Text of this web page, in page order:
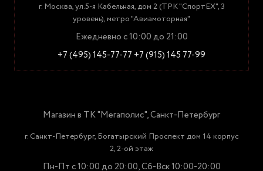
г. Москва, ул.5-я Кабельная, дом 2 (ТРК "СпортЕХ", 3
уровень), метро "Авиамоторная"
Ежедневно с 10:00 до 21:00
+7 (495) 145-77-77 +7 (915) 145 77-99
Магазин в ТК "Мегаполис", Санкт-Петербург
г. Санкт-Петербург, Богатырский Проспект дом 14 корпус
2, 2-ой этаж
Пн-Пт с 10:00 до 20:00, Сб-Вск 10:00-20:00